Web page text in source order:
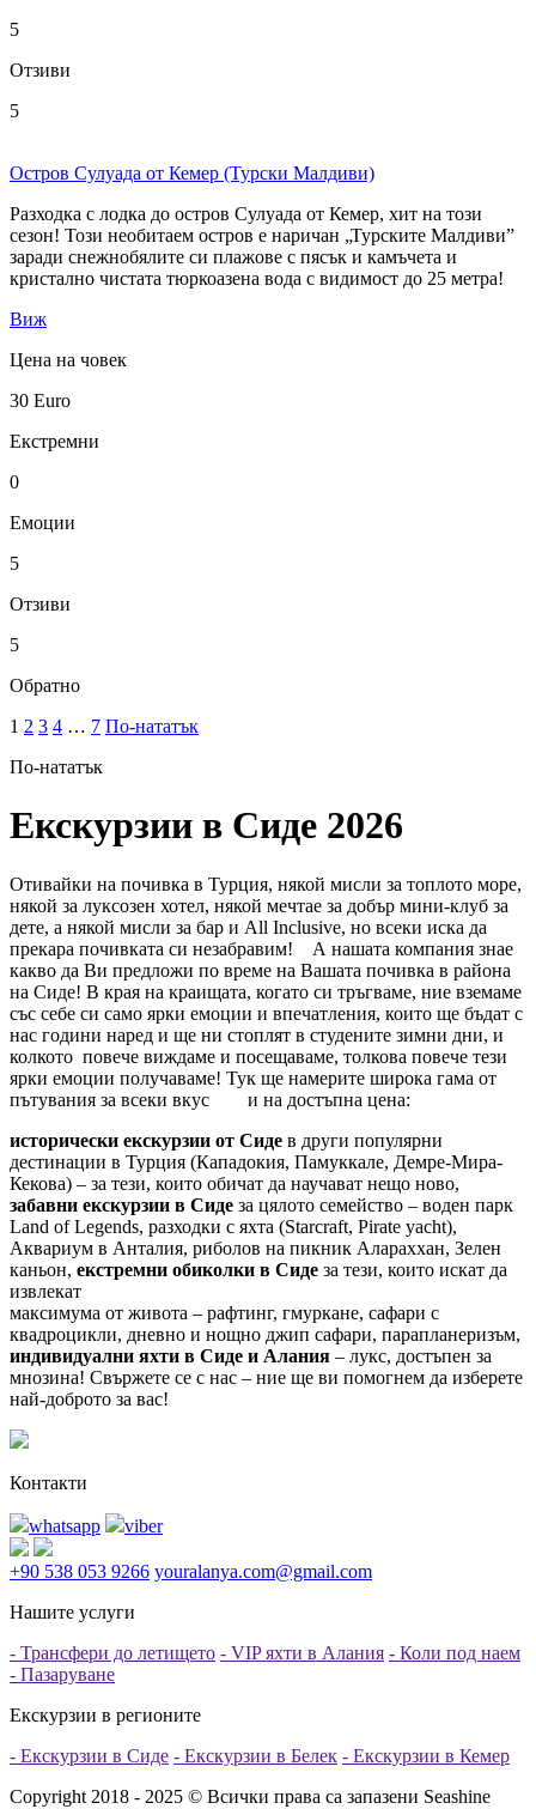
5
Отзиви
5
Остров Сулуада от Кемер (Турски Малдиви)
Разходка с лодка до остров Сулуада от Кемер, хит на този
сезон! Този необитаем остров е наричан „Турските Малдиви”
заради снежнобялите си плажове с пясък и камъчета и
кристално чистата тюркоазена вода с видимост до 25 метра!
Виж
Цена на човек
30 Euro
Екстремни
0
Емоции
5
Отзиви
5
Обратно
1 2 3 4 … 7 По-нататък
По-нататък
Екскурзии в Сиде 2026
Отивайки на почивка в Турция, някой мисли за топлото море,
някой за луксозен хотел, някой мечтае за добър мини-клуб за
дете, а някой мисли за бар и All Inclusive, но всеки иска да
прекара почивката си незабравим! А нашата компания знае
какво да Ви предложи по време на Вашата почивка в района
на Сиде! В края на краищата, когато си тръгваме, ние вземаме
със себе си само ярки емоции и впечатления, които ще бъдат с
нас години наред и ще ни стоплят в студените зимни дни, и
колкото повече виждаме и посещаваме, толкова повече тези
ярки емоции получаваме! Тук ще намерите широка гама от
пътувания за всеки вкус и на достъпна цена:
исторически екскурзии от Сиде в други популярни
дестинации в Турция (Кападокия, Памуккале, Демре-Мира-
Кекова) – за тези, които обичат да научават нещо ново,
забавни екскурзии в Сиде за цялото семейство – воден парк
Land of Legends, разходки с яхта (Starcraft, Pirate yacht),
Аквариум в Анталия, риболов на пикник Алараххан, Зелен
каньон, екстремни обиколки в Сиде за тези, които искат да
извлекат
максимума от живота – рафтинг, гмуркане, сафари с
квадроцикли, дневно и нощно джип сафари, парапланеризъм,
индивидуални яхти в Сиде и Алания – лукс, достъпен за
мнозина! Свържете се с нас – ние ще ви помогнем да изберете
най-доброто за вас!
Контакти
whatsapp viber
+90 538 053 9266 youralanya.com@gmail.com
Нашите услуги
- Трансфери до летището - VIP яхти в Алания - Коли под наем
- Пазаруване
Екскурзии в регионите
- Екскурзии в Сиде - Екскурзии в Белек - Екскурзии в Кемер
Copyright 2018 - 2025 © Всички права са запазени Seashine